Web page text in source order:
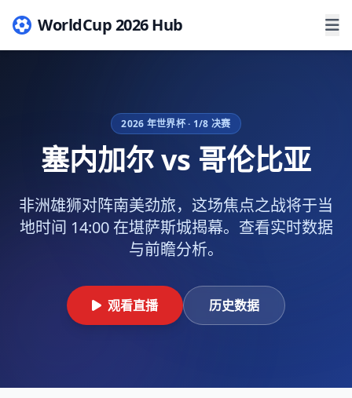
WorldCup 2026 Hub
2026 年世界杯 · 1/8 决赛
塞内加尔 vs 哥伦比亚
非洲雄狮对阵南美劲旅，这场焦点之战将于当
地时间 14:00 在堪萨斯城揭幕。查看实时数据
与前瞻分析。
观看直播 历史数据